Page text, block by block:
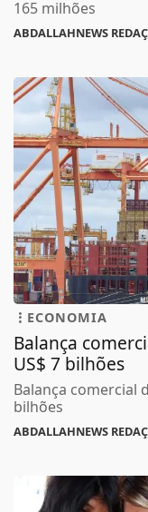
165 milhões
ABDALLAHNEWS
ECONOMIA
Balança
US$ 7 bilhões
Balança comercial
bilhões
ABDALLAHNEWS